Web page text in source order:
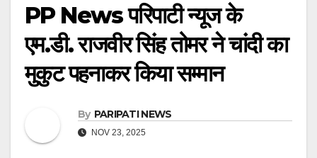
PP News परिपाटी न्यूज के
एम.डी. राजवीर सिंह तोमर ने चांदी का
मुकुट पहनाकर किया सम्मान
By PARIPATI NEWS
NOV 23, 2025